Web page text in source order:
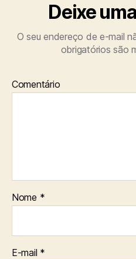
Deixe
O seu endereço de e-mail
obrigatórios são
Comentário
Nome *
E-mail *